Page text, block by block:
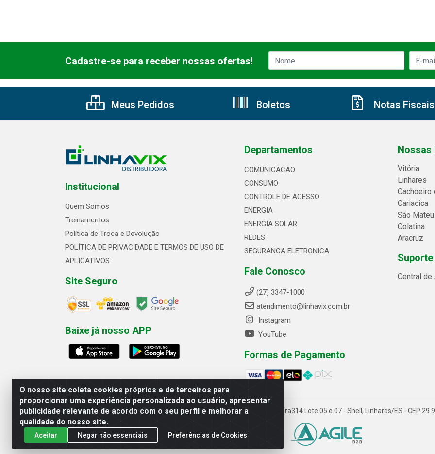
O nosso site coleta cookies próprios e de terceiros para
proporcionar uma experiência personalizada ao usuário, apresentar
publicidade relevante de acordo com o seu perfil e melhorar a
qualidade do nosso site.
Aceitar Negar não essenciais Preferências de Cookies
Cadastre-se para receber nossas ofertas!
Meus Pedidos Boletos Notas Fiscais
Institucional
Quem Somos
Treinamentos
Política de Troca e Devolução
POLÍTICA DE PRIVACIDADE E TERMOS DE USO DE
APLICATIVOS
Site Seguro
Baixe já nosso APP
Departamentos
COMUNICACAO
CONSUMO
CONTROLE DE ACESSO
ENERGIA
ENERGIA SOLAR
REDES
SEGURANCA ELETRONICA
Fale Conosco
(27) 3347-1000
atendimento@linhavix.com.br
Instagram
YouTube
Formas de Pagamento
Nossas
Vitória
Linhares
Cachoeiro
Cariacica
São
Colatina
Aracruz
Central de
Linhavix Distribuidora LTDA - Avenida Alegre, 2521 - Quadra314 Lote 05 e 07 - Shell, Linhares/ES - CEP